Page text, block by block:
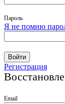
Пароль
Я не помню
Войти
Регистрация
Email